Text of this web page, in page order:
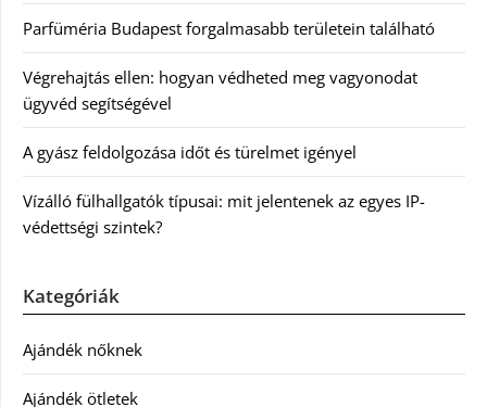
Parfüméria Budapest forgalmasabb területein található
Végrehajtás ellen: hogyan védheted meg vagyonodat
ügyvéd segítségével
A gyász feldolgozása időt és türelmet igényel
Vízálló fülhallgatók típusai: mit jelentenek az egyes IP-
védettségi szintek?
Kategóriák
Ajándék nőknek
Ajándék ötletek